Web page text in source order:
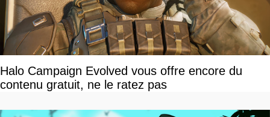
Halo Campaign Evolved vous offre encore du
contenu gratuit, ne le ratez pas